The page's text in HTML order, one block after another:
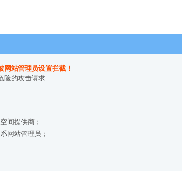
网站管理员设置拦截！
险的攻击请求
间提供商；
网站管理员；